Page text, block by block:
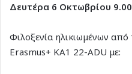
Δευτέρα 6 Οκτωβρίου
Φιλοξενία ηλικιωμένων
Erasmus+ ΚΑ1 22-ADU με: